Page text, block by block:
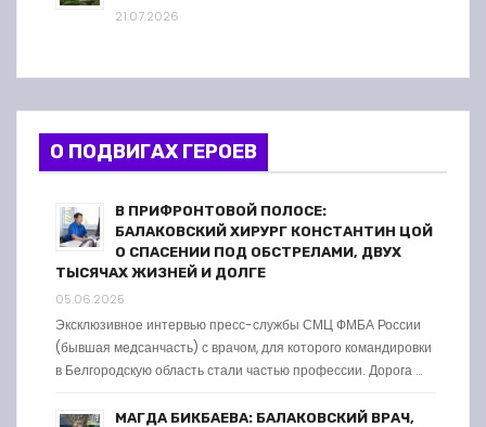
21.07.2026
О ПОДВИГАХ ГЕРОЕВ
В ПРИФРОНТОВОЙ ПОЛОСЕ:
БАЛАКОВСКИЙ ХИРУРГ КОНСТАНТИН ЦОЙ
О СПАСЕНИИ ПОД ОБСТРЕЛАМИ, ДВУХ
ТЫСЯЧАХ ЖИЗНЕЙ И ДОЛГЕ
05.06.2025
Эксклюзивное интервью пресс-службы СМЦ ФМБА России
(бывшая медсанчасть) с врачом, для которого командировки
в Белгородскую область стали частью профессии. Дорога …
МАГДА БИКБАЕВА: БАЛАКОВСКИЙ ВРАЧ,